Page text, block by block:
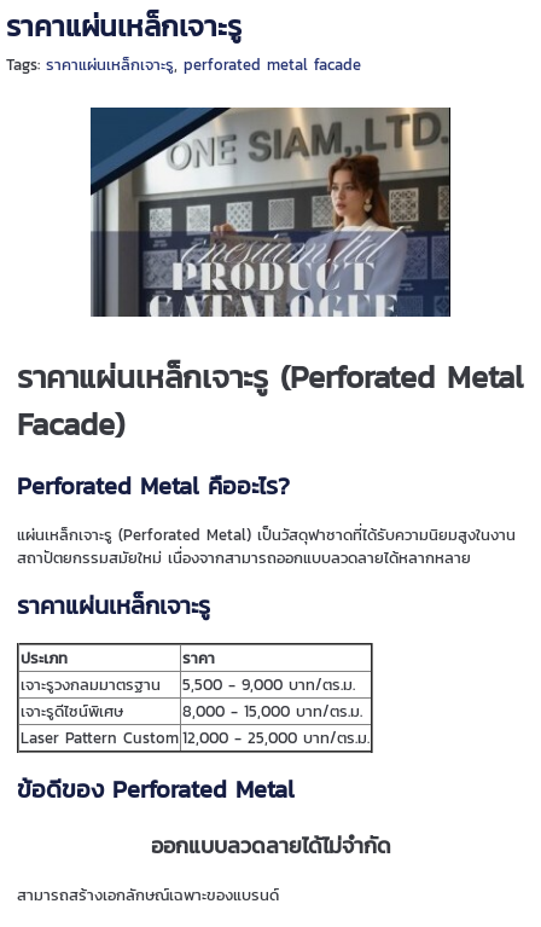
ราคาแผ่นเหล็กเจาะรู
Tags: ราคาแผ่นเหล็กเจาะรู, perforated metal facade
ราคาแผ่นเหล็กเจาะรู (Perforated Metal
Facade)
Perforated Metal คืออะไร?
แผ่นเหล็กเจาะรู (Perforated Metal) เป็นวัสดุฟาซาดที่ได้รับความนิยมสูงในงาน
สถาปัตยกรรมสมัยใหม่ เนื่องจากสามารถออกแบบลวดลายได้หลากหลาย
ราคาแผ่นเหล็กเจาะรู
ประเภท
ราคา
เจาะรูวงกลมมาตรฐาน
5,500 - 9,000 บาท/ตร.ม.
เจาะรูดีไซน์พิเศษ
8,000 - 15,000 บาท/ตร.ม.
Laser Pattern Custom12,000 - 25,000 บาท/ตร.ม.
ข้อดีของ Perforated Metal
ออกแบบลวดลายได้ไม่จำกัด
สามารถสร้างเอกลักษณ์เฉพาะของแบรนด์